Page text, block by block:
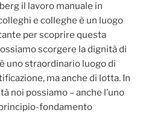
il lavoro manuale in
e colleghe è un luogo
per scoprire questa
scorgere la dignità di
uno straordinario luogo di
ma anche di lotta. In
noi possiamo – anche l’uno
fondamento